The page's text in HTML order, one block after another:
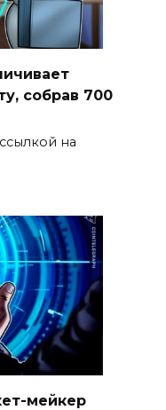
собрав 700
на
мейкер